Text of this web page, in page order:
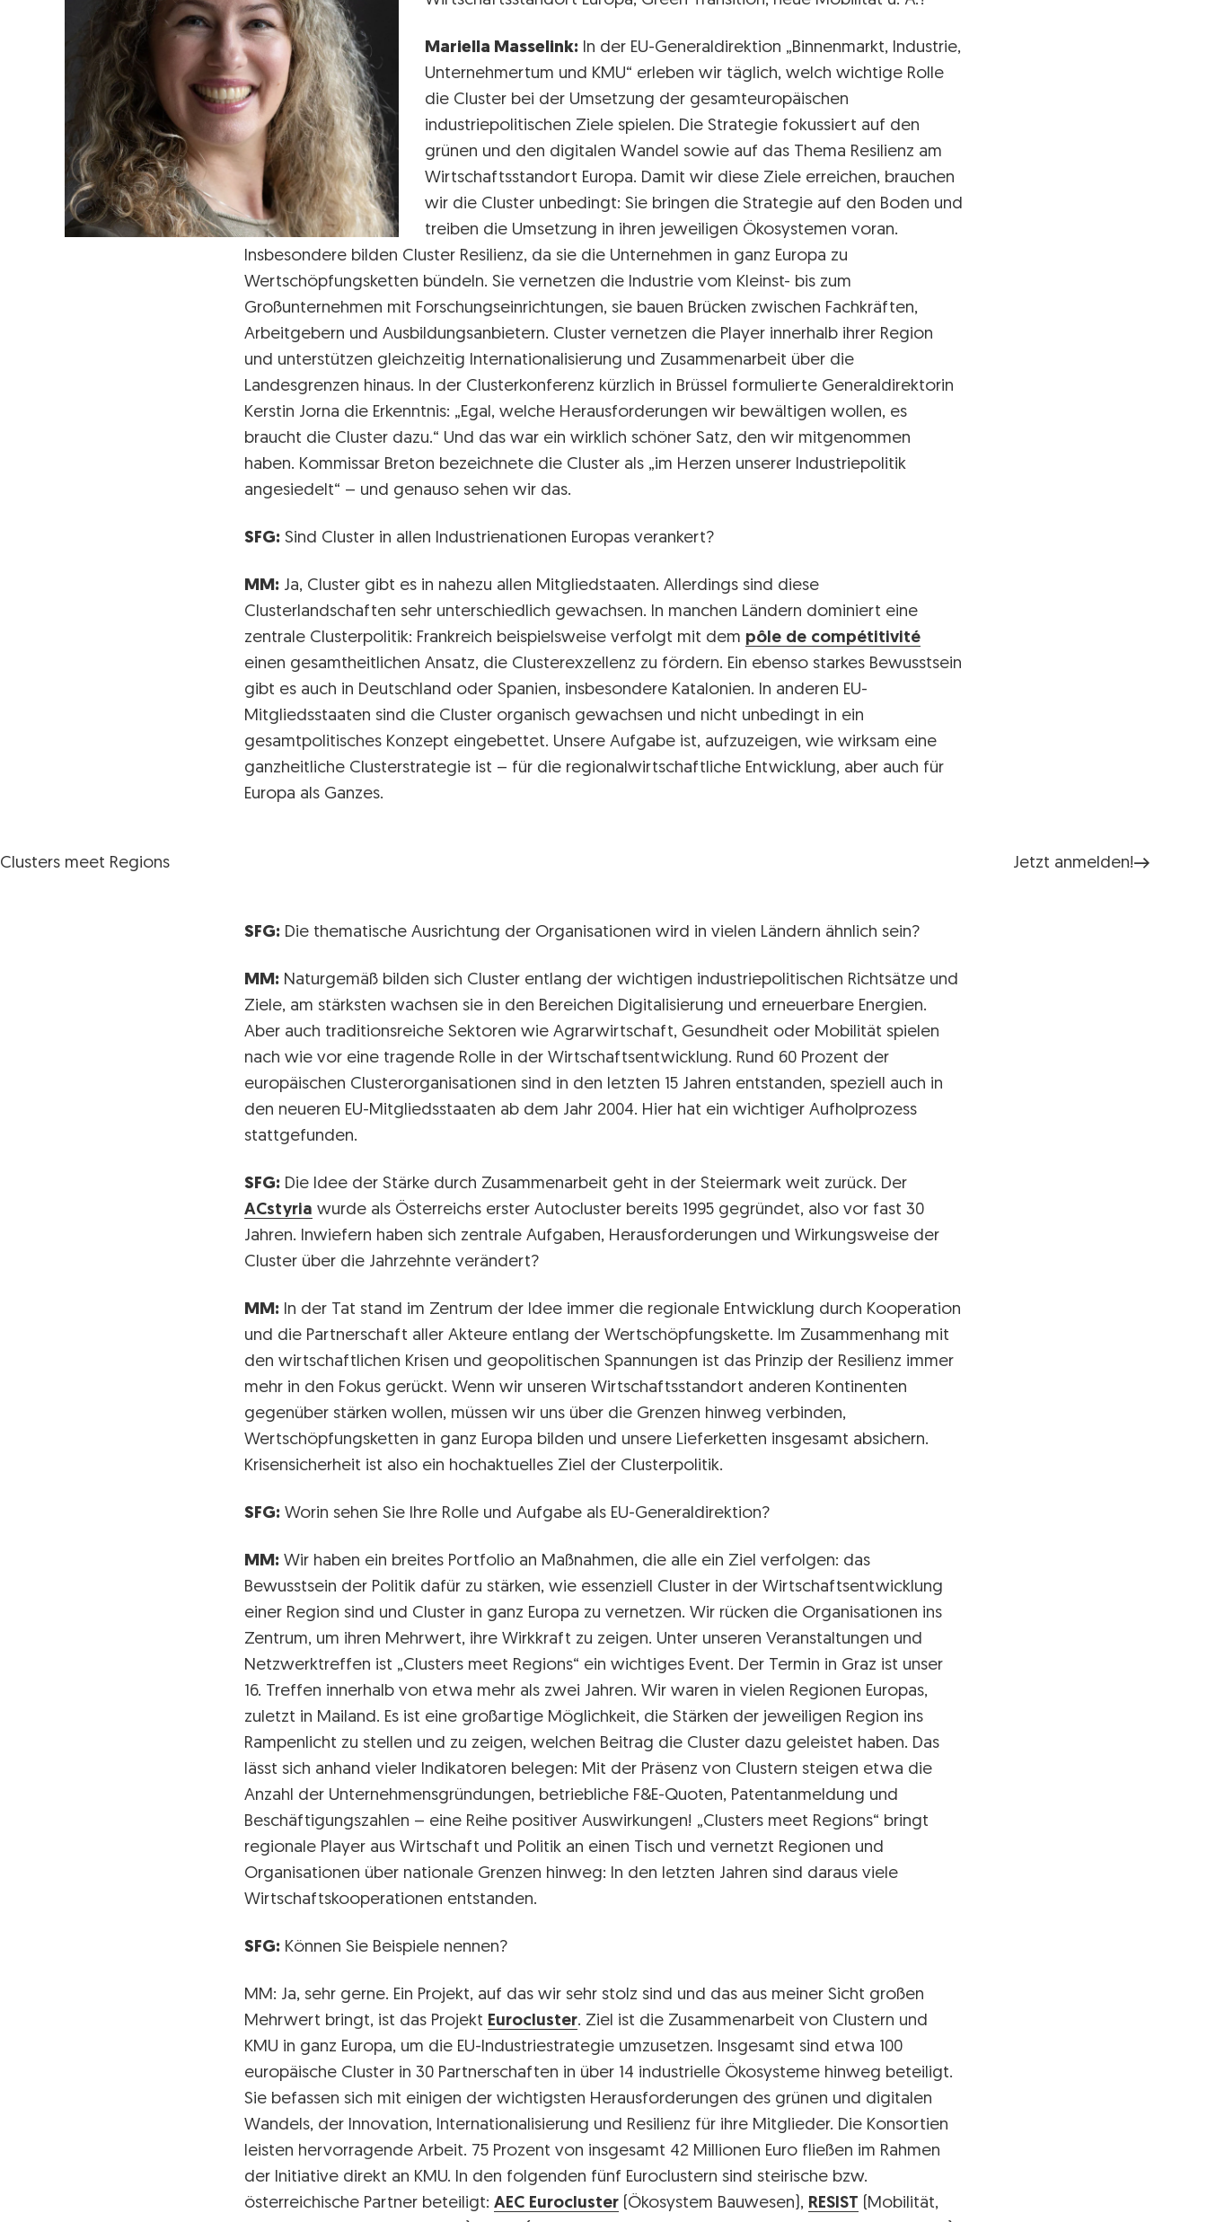
Mariella Masselink: In der EU-Generaldirektion „Binnenmarkt, Industrie,
Unternehmertum und KMU“ erleben wir täglich, welch wichtige Rolle
die Cluster bei der Umsetzung der gesamteuropäischen
industriepolitischen Ziele spielen. Die Strategie fokussiert auf den
grünen und den digitalen Wandel sowie auf das Thema Resilienz am
Wirtschaftsstandort Europa. Damit wir diese Ziele erreichen, brauchen
wir die Cluster unbedingt: Sie bringen die Strategie auf den Boden und
treiben die Umsetzung in ihren jeweiligen Ökosystemen voran.
Insbesondere bilden Cluster Resilienz, da sie die Unternehmen in ganz Europa zu
Wertschöpfungsketten bündeln. Sie vernetzen die Industrie vom Kleinst- bis zum
Großunternehmen mit Forschungseinrichtungen, sie bauen Brücken zwischen Fachkräften,
Arbeitgebern und Ausbildungsanbietern. Cluster vernetzen die Player innerhalb ihrer Region
und unterstützen gleichzeitig Internationalisierung und Zusammenarbeit über die
Landesgrenzen hinaus. In der Clusterkonferenz kürzlich in Brüssel formulierte Generaldirektorin
Kerstin Jorna die Erkenntnis: „Egal, welche Herausforderungen wir bewältigen wollen, es
braucht die Cluster dazu.“ Und das war ein wirklich schöner Satz, den wir mitgenommen
haben. Kommissar Breton bezeichnete die Cluster als „im Herzen unserer Industriepolitik
angesiedelt“ – und genauso sehen wir das.
SFG: Sind Cluster in allen Industrienationen Europas verankert?
MM: Ja, Cluster gibt es in nahezu allen Mitgliedstaaten. Allerdings sind diese
Clusterlandschaften sehr unterschiedlich gewachsen. In manchen Ländern dominiert eine
zentrale Clusterpolitik: Frankreich beispielsweise verfolgt mit dem pôle de compétitivité
einen gesamtheitlichen Ansatz, die Clusterexzellenz zu fördern. Ein ebenso starkes Bewusstsein
gibt es auch in Deutschland oder Spanien, insbesondere Katalonien. In anderen EU-
Mitgliedsstaaten sind die Cluster organisch gewachsen und nicht unbedingt in ein
gesamtpolitisches Konzept eingebettet. Unsere Aufgabe ist, aufzuzeigen, wie wirksam eine
ganzheitliche Clusterstrategie ist – für die regionalwirtschaftliche Entwicklung, aber auch für
Europa als Ganzes.
Clusters meet Regions Jetzt anmelden!
SFG: Die thematische Ausrichtung der Organisationen wird in vielen Ländern ähnlich sein?
MM: Naturgemäß bilden sich Cluster entlang der wichtigen industriepolitischen Richtsätze und
Ziele, am stärksten wachsen sie in den Bereichen Digitalisierung und erneuerbare Energien.
Aber auch traditionsreiche Sektoren wie Agrarwirtschaft, Gesundheit oder Mobilität spielen
nach wie vor eine tragende Rolle in der Wirtschaftsentwicklung. Rund 60 Prozent der
europäischen Clusterorganisationen sind in den letzten 15 Jahren entstanden, speziell auch in
den neueren EU-Mitgliedsstaaten ab dem Jahr 2004. Hier hat ein wichtiger Aufholprozess
stattgefunden.
SFG: Die Idee der Stärke durch Zusammenarbeit geht in der Steiermark weit zurück. Der
ACstyria wurde als Österreichs erster Autocluster bereits 1995 gegründet, also vor fast 30
Jahren. Inwiefern haben sich zentrale Aufgaben, Herausforderungen und Wirkungsweise der
Cluster über die Jahrzehnte verändert?
MM: In der Tat stand im Zentrum der Idee immer die regionale Entwicklung durch Kooperation
und die Partnerschaft aller Akteure entlang der Wertschöpfungskette. Im Zusammenhang mit
den wirtschaftlichen Krisen und geopolitischen Spannungen ist das Prinzip der Resilienz immer
mehr in den Fokus gerückt. Wenn wir unseren Wirtschaftsstandort anderen Kontinenten
gegenüber stärken wollen, müssen wir uns über die Grenzen hinweg verbinden,
Wertschöpfungsketten in ganz Europa bilden und unsere Lieferketten insgesamt absichern.
Krisensicherheit ist also ein hochaktuelles Ziel der Clusterpolitik.
SFG: Worin sehen Sie Ihre Rolle und Aufgabe als EU-Generaldirektion?
MM: Wir haben ein breites Portfolio an Maßnahmen, die alle ein Ziel verfolgen: das
Bewusstsein der Politik dafür zu stärken, wie essenziell Cluster in der Wirtschaftsentwicklung
einer Region sind und Cluster in ganz Europa zu vernetzen. Wir rücken die Organisationen ins
Zentrum, um ihren Mehrwert, ihre Wirkkraft zu zeigen. Unter unseren Veranstaltungen und
Netzwerktreffen ist „Clusters meet Regions“ ein wichtiges Event. Der Termin in Graz ist unser
16. Treffen innerhalb von etwa mehr als zwei Jahren. Wir waren in vielen Regionen Europas,
zuletzt in Mailand. Es ist eine großartige Möglichkeit, die Stärken der jeweiligen Region ins
Rampenlicht zu stellen und zu zeigen, welchen Beitrag die Cluster dazu geleistet haben. Das
lässt sich anhand vieler Indikatoren belegen: Mit der Präsenz von Clustern steigen etwa die
Anzahl der Unternehmensgründungen, betriebliche F&E-Quoten, Patentanmeldung und
Beschäftigungszahlen – eine Reihe positiver Auswirkungen! „Clusters meet Regions“ bringt
regionale Player aus Wirtschaft und Politik an einen Tisch und vernetzt Regionen und
Organisationen über nationale Grenzen hinweg: In den letzten Jahren sind daraus viele
Wirtschaftskooperationen entstanden.
SFG: Können Sie Beispiele nennen?
MM: Ja, sehr gerne. Ein Projekt, auf das wir sehr stolz sind und das aus meiner Sicht großen
Mehrwert bringt, ist das Projekt Eurocluster. Ziel ist die Zusammenarbeit von Clustern und
KMU in ganz Europa, um die EU-Industriestrategie umzusetzen. Insgesamt sind etwa 100
europäische Cluster in 30 Partnerschaften in über 14 industrielle Ökosysteme hinweg beteiligt.
Sie befassen sich mit einigen der wichtigsten Herausforderungen des grünen und digitalen
Wandels, der Innovation, Internationalisierung und Resilienz für ihre Mitglieder. Die Konsortien
leisten hervorragende Arbeit. 75 Prozent von insgesamt 42 Millionen Euro fließen im Rahmen
der Initiative direkt an KMU. In den folgenden fünf Euroclustern sind steirische bzw.
österreichische Partner beteiligt: AEC Eurocluster (Ökosystem Bauwesen), RESIST (Mobilität,